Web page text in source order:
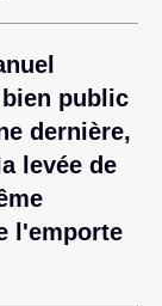
public
dernière,
levée de
l'emporte